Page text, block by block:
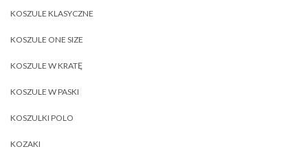
KOSZULE KLASYCZNE
KOSZULE ONE SIZE
KOSZULE W KRATĘ
KOSZULE W PASKI
KOSZULKI POLO
KOZAKI